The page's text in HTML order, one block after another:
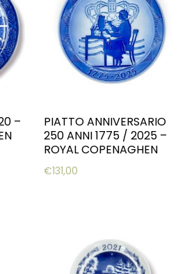
–
was: €92,00.
price is: €78,20.
PIATTO ANNIVERSARIO
250 ANNI 1775 / 2025 –
ROYAL COPENAGHEN
€131,00